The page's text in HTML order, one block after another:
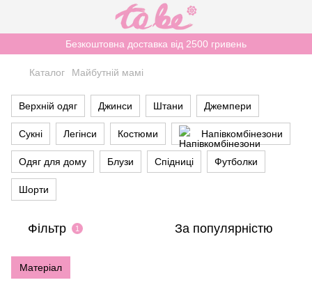
Безкоштовна доставка від 2500 гривень
Каталог Майбутній мамі
Верхній одяг Джинси Штани Джемпери
Сукні Легінси Костюми Напівкомбінезони
Одяг для дому Блузи Спідниці Футболки
Шорти
Фільтр 1 За популярністю
Матеріал